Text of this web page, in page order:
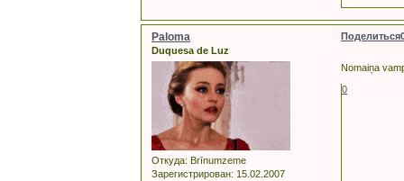
Поделиться
Paloma
Duquesa de Luz
Откуда: Brīnumzeme
Зарегистрирован: 15.02.2007
Nomaiņa
0